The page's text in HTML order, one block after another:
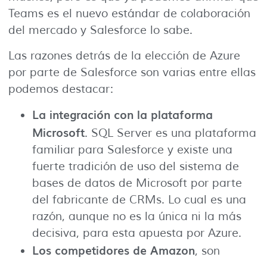
Teams es el nuevo estándar de colaboración
del mercado y Salesforce lo sabe.
Las razones detrás de la elección de Azure
por parte de Salesforce son varias entre ellas
podemos destacar:
La integración con la plataforma
Microsoft. SQL Server es una plataforma
familiar para Salesforce y existe una
fuerte tradición de uso del sistema de
bases de datos de Microsoft por parte
del fabricante de CRMs. Lo cual es una
razón, aunque no es la única ni la más
decisiva, para esta apuesta por Azure.
Los competidores de Amazon, son